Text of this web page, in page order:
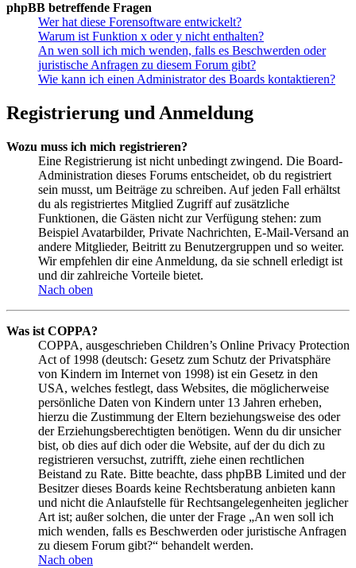
phpBB betreffende Fragen
Wer hat diese Forensoftware entwickelt?
Warum ist Funktion x oder y nicht enthalten?
An wen soll ich mich wenden, falls es Beschwerden oder
juristische Anfragen zu diesem Forum gibt?
Wie kann ich einen Administrator des Boards kontaktieren?
Registrierung und Anmeldung
Wozu muss ich mich registrieren?
Eine Registrierung ist nicht unbedingt zwingend. Die Board-
Administration dieses Forums entscheidet, ob du registriert
sein musst, um Beiträge zu schreiben. Auf jeden Fall erhältst
du als registriertes Mitglied Zugriff auf zusätzliche
Funktionen, die Gästen nicht zur Verfügung stehen: zum
Beispiel Avatarbilder, Private Nachrichten, E-Mail-Versand an
andere Mitglieder, Beitritt zu Benutzergruppen und so weiter.
Wir empfehlen dir eine Anmeldung, da sie schnell erledigt ist
und dir zahlreiche Vorteile bietet.
Nach oben
Was ist COPPA?
COPPA, ausgeschrieben Children’s Online Privacy Protection
Act of 1998 (deutsch: Gesetz zum Schutz der Privatsphäre
von Kindern im Internet von 1998) ist ein Gesetz in den
USA, welches festlegt, dass Websites, die möglicherweise
persönliche Daten von Kindern unter 13 Jahren erheben,
hierzu die Zustimmung der Eltern beziehungsweise des oder
der Erziehungsberechtigten benötigen. Wenn du dir unsicher
bist, ob dies auf dich oder die Website, auf der du dich zu
registrieren versuchst, zutrifft, ziehe einen rechtlichen
Beistand zu Rate. Bitte beachte, dass phpBB Limited und der
Besitzer dieses Boards keine Rechtsberatung anbieten kann
und nicht die Anlaufstelle für Rechtsangelegenheiten jeglicher
Art ist; außer solchen, die unter der Frage „An wen soll ich
mich wenden, falls es Beschwerden oder juristische Anfragen
zu diesem Forum gibt?“ behandelt werden.
Nach oben